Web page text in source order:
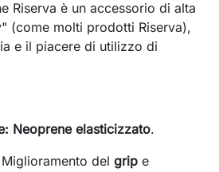
Riserva è un accessorio di alta
(come molti prodotti Riserva),
e il piacere di utilizzo di
Neoprene elasticizzato.
Miglioramento delgrip e